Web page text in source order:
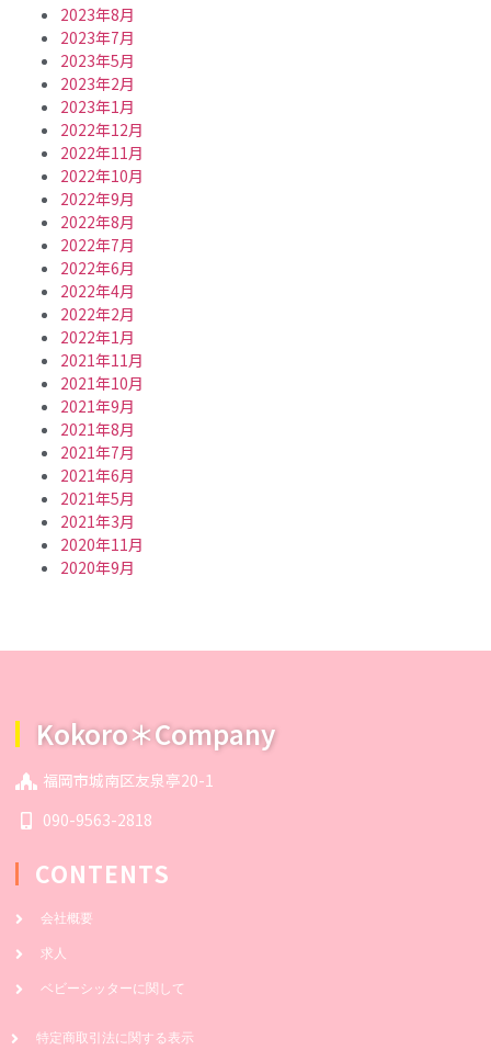
2023年8月
2023年7月
2023年5月
2023年2月
2023年1月
2022年12月
2022年11月
2022年10月
2022年9月
2022年8月
2022年7月
2022年6月
2022年4月
2022年2月
2022年1月
2021年11月
2021年10月
2021年9月
2021年8月
2021年7月
2021年6月
2021年5月
2021年3月
2020年11月
2020年9月
Kokoro＊Company
福岡市城南区友泉亭20-1
090-9563-2818
CONTENTS
会社概要
求人
ベビーシッターに関して
特定商取引法に関する表示